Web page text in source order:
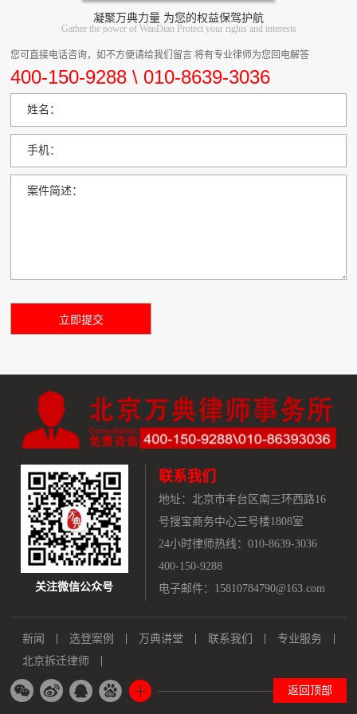
凝聚万典力量 为您的权益保驾护航
Gather the power of WanDian Protect your rights and interests
您可直接电话咨询，如不方便请给我们留言 将有专业律师为您回电解答
400-150-9288 \ 010-8639-3036
姓名：
手机：
案件简述：
关注微信公众号
联系我们
地址： 北京市丰台区南三环西路16
号搜宝商务中心三号楼1808室
24小时律师热线：010-8639-3036
400-150-9288
电子邮件：15810784790@163.com
新闻 选登案例 万典讲堂 联系我们
专业服务
北京拆迁律师
返回顶部